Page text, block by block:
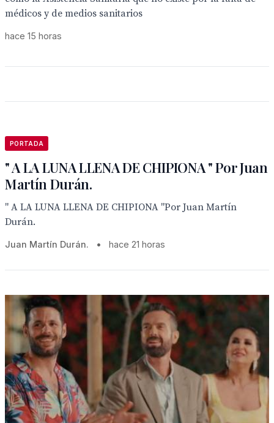
médicos y de medios sanitarios
hace 15 horas
PORTADA
" A LA LUNA LLENA DE CHIPIONA " Por Juan
Martín Durán.
" A LA LUNA LLENA DE CHIPIONA "Por Juan Martín
Durán.
Juan Martín Durán. • hace 21 horas